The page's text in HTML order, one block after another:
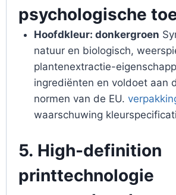
psychologische
Hoofdkleur: donkergroen
natuur en biologisch,
plantenextractie-
ingrediënten en voldoet aan
normen van de EU.
waarschuwing
5. High-definition
printtechnologie